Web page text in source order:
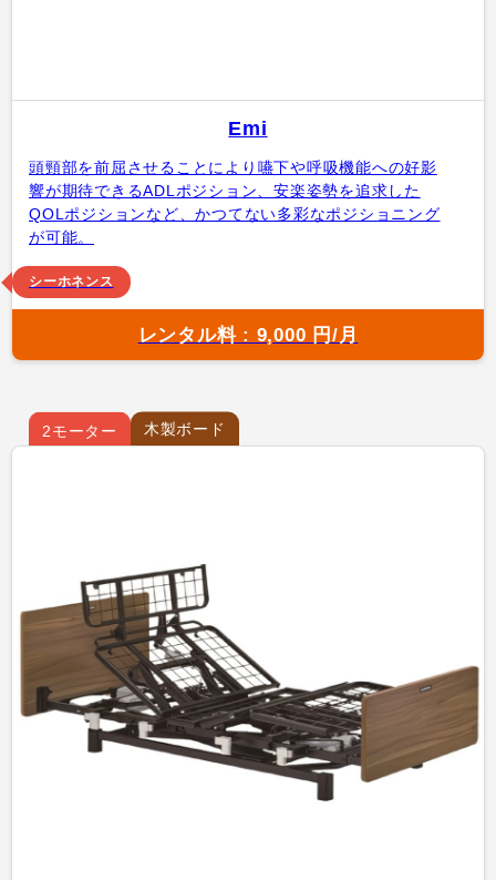
Emi
頭頸部を前屈させることにより嚥下や呼吸機能への好影
響が期待できるADLポジション、安楽姿勢を追求した
QOLポジションなど、かつてない多彩なポジショニング
が可能。
シーホネンス
レンタル料 : 9,000 円/月
2モーター 木製ボード